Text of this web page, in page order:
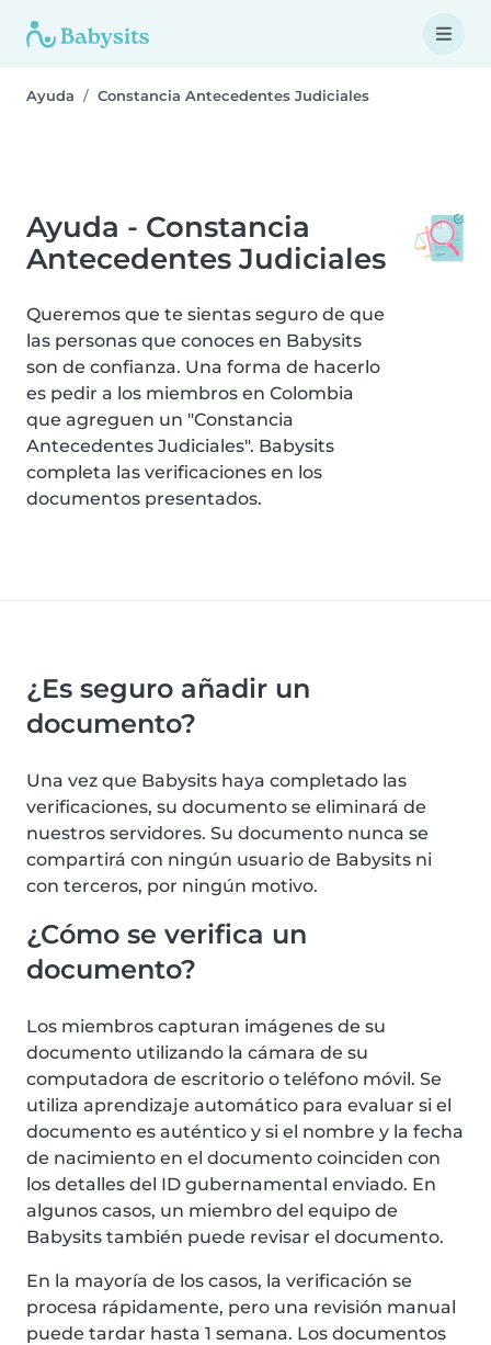
Ayuda Constancia Antecedentes Judiciales
Ayuda - Constancia
Antecedentes Judiciales
Queremos que te sientas seguro de que
las personas que conoces en Babysits
son de confianza. Una forma de hacerlo
es pedir a los miembros en Colombia
que agreguen un "Constancia
Antecedentes Judiciales". Babysits
completa las verificaciones en los
documentos presentados.
¿Es seguro añadir un
documento?
Una vez que Babysits haya completado las
verificaciones, su documento se eliminará de
nuestros servidores. Su documento nunca se
compartirá con ningún usuario de Babysits ni
con terceros, por ningún motivo.
¿Cómo se verifica un
documento?
Los miembros capturan imágenes de su
documento utilizando la cámara de su
computadora de escritorio o teléfono móvil. Se
utiliza aprendizaje automático para evaluar si el
documento es auténtico y si el nombre y la fecha
de nacimiento en el documento coinciden con
los detalles del ID gubernamental enviado. En
algunos casos, un miembro del equipo de
Babysits también puede revisar el documento.
En la mayoría de los casos, la verificación se
procesa rápidamente, pero una revisión manual
puede tardar hasta 1 semana. Los documentos